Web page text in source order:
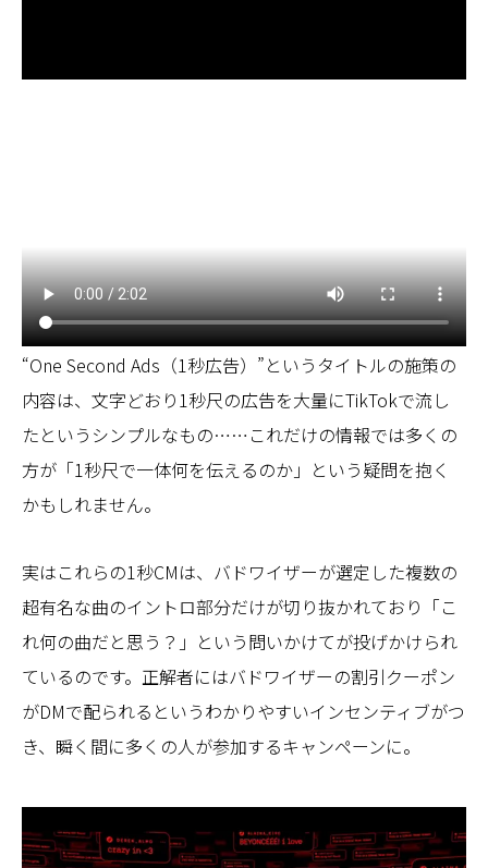
“One Second Ads（1秒広告）”というタイトルの施策の
内容は、文字どおり1秒尺の広告を大量にTikTokで流し
たというシンプルなもの……これだけの情報では多くの
方が「1秒尺で一体何を伝えるのか」という疑問を抱く
かもしれません。
実はこれらの1秒CMは、バドワイザーが選定した複数の
超有名な曲のイントロ部分だけが切り抜かれており「こ
れ何の曲だと思う？」という問いかけてが投げかけられ
ているのです。正解者にはバドワイザーの割引クーポン
がDMで配られるというわかりやすいインセンティブがつ
き、瞬く間に多くの人が参加するキャンペーンに。